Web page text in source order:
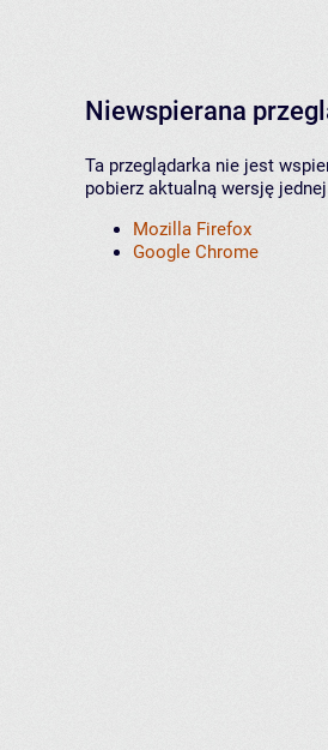
Niewspierana
Ta przeglądarka nie jest
pobierz aktualną wersję
Mozilla Firefox
Google Chrome